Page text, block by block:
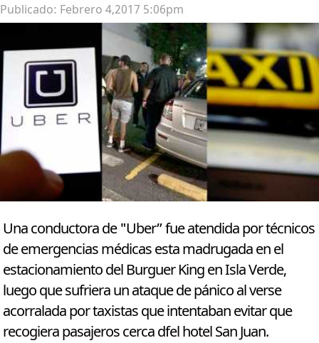
Publicado: Febrero 4,2017 5:06pm
Una conductora de "Uber” fue atendida por técnicos
de emergencias médicas esta madrugada en el
estacionamiento del Burguer King en Isla Verde,
luego que sufriera un ataque de pánico al verse
acorralada por taxistas que intentaban evitar que
recogiera pasajeros cerca dfel hotel San Juan.